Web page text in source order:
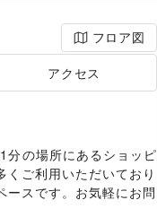
フロア図
アクセス
分の場所にあるショッピ
ご利用いただいており
ースです。お気軽にお問